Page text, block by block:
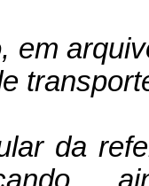
em
da